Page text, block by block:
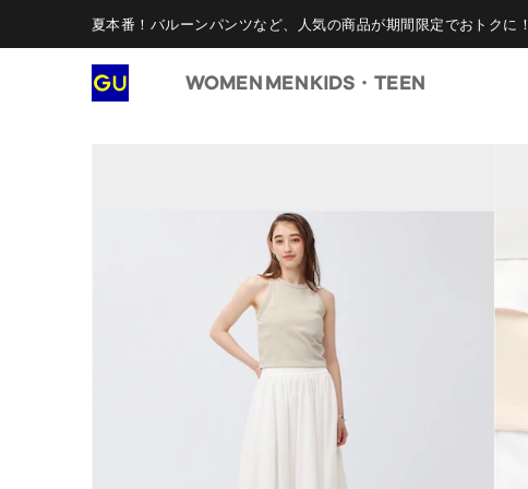
夏本番！バルーンパンツなど、人気の商品が期間限定でおトクに！
WOMEN MENKIDS・TEEN